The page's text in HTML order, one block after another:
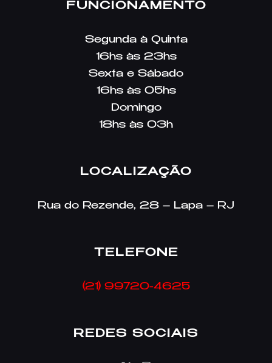
FUNCIONAMENTO
Segunda à Quinta
16hs às 23hs
Sexta e Sábado
16hs às 05hs
Domingo
18hs às 03h
LOCALIZAÇÃO
Rua do Rezende, 28 – Lapa – RJ
TELEFONE
(21) 99720-4625
REDES SOCIAIS